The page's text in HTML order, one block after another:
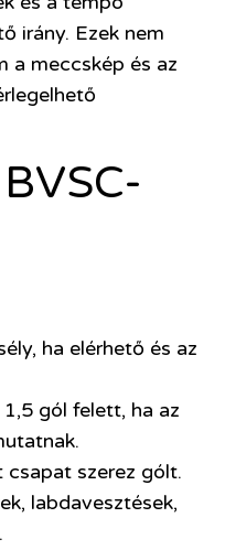
irány. Ezek nem
a meccskép és az
ha elérhető és az
gól felett, ha az
csapat szerez gólt.
labdavesztések,